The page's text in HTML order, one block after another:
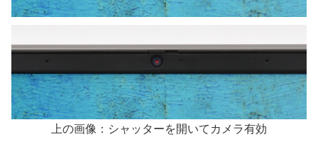
上の画像：シャッターを開いてカメラ有効